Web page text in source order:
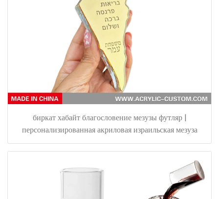
биркат хабайт благословение мезузы футляр |
персонализированная акриловая израильская мезуза